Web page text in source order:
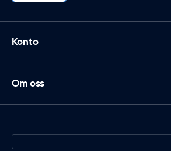
Konto
Om oss